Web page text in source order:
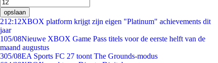
opslaan
212:12XBOX platform krijgt zijn eigen "Platinum" achievements dit
jaar
105/08Nieuwe XBOX Game Pass titels voor de eerste helft van de
maand augustus
305/08EA Sports FC 27 toont The Grounds-modus